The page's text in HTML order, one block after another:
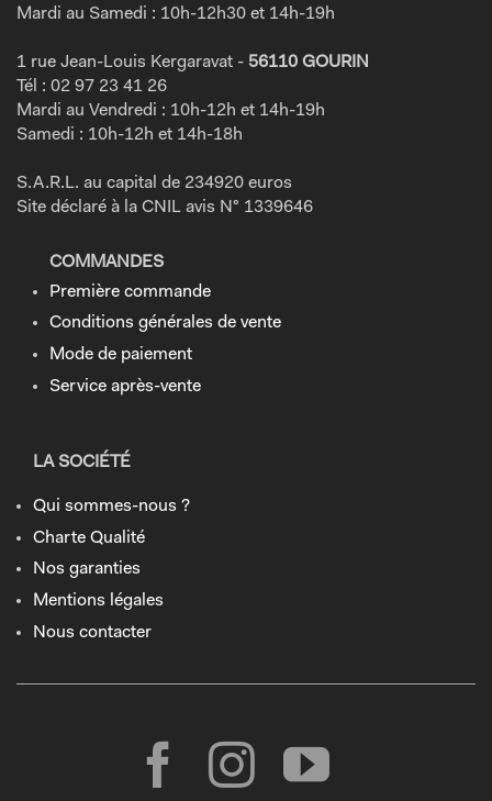
Mardi au Samedi : 10h-12h30 et 14h-19h
1 rue Jean-Louis Kergaravat - 56110 GOURIN
Tél : 02 97 23 41 26
Mardi au Vendredi : 10h-12h et 14h-19h
Samedi : 10h-12h et 14h-18h
S.A.R.L. au capital de 234920 euros
Site déclaré à la CNIL avis N° 1339646
COMMANDES
Première commande
Conditions générales de vente
Mode de paiement
Service après-vente
LA SOCIÉTÉ
Qui sommes-nous ?
Charte Qualité
Nos garanties
Mentions légales
Nous contacter